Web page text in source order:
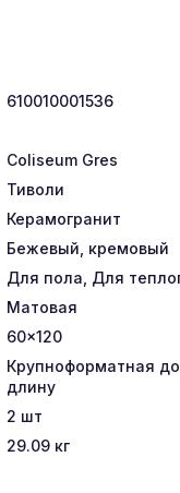
610010001536
Coliseum Gres
Тиволи
Керамогранит
Бежевый, кремовый
Для пола, Для
Матовая
60x120
Крупноформатная
длину
2 шт
29.09кг